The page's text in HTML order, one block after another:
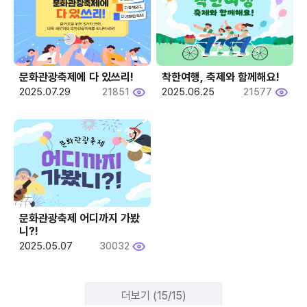
문화관광축제에 다 있쓰리!
2025.07.29 21851
착한여행, 축제와 함께해요!
2025.06.25 21577
문화관광축제 어디까지 가봤
니?!
2025.05.07 30032
더보기 (15/15)